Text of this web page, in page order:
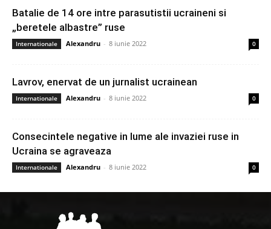
Batalie de 14 ore intre parasutistii ucraineni si
„beretele albastre” ruse
Internationale Alexandru - 8 iunie 2022 0
Lavrov, enervat de un jurnalist ucrainean
Internationale Alexandru - 8 iunie 2022 0
Consecintele negative in lume ale invaziei ruse in
Ucraina se agraveaza
Internationale Alexandru - 8 iunie 2022 0